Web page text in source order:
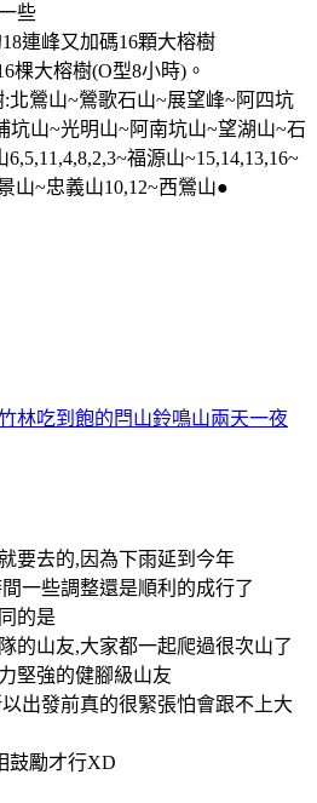
些
連峰又加碼16顆大榕樹
棵大榕樹(O型8小時)。
北鶯山~鶯歌石山~展望峰~阿四坑
坑山~光明山~阿南坑山~望湖山~石
福源山~15,14,13,16~
山~忠義山10,12~西鶯山●
林吃到飽的閂山鈴鳴山兩天一夜
要去的,因為下雨延到今年
一些調整還是順利的成行了
的是
的山友,大家都一起爬過很次山了
堅強的健腳級山友
出發前真的很緊張怕會跟不上大
鼓勵才行XD